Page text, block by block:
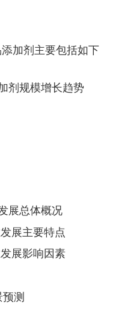
加剂主要包括如下
剂规模增长趋势
展总体概况
展主要特点
展影响因素
预测